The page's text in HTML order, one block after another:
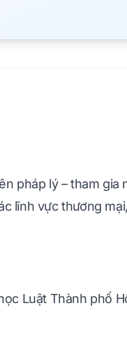
pháp lý – tham gia
lĩnh vực thương mại,
Luật Thành phố